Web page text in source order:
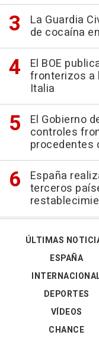
La Guardia
de cocaína
El BOE
fronterizos a
Italia
El Gobierno
controles
procedentes
España
terceros
ÚLTIMAS
ESPAÑA
DEPORTES
VÍDEOS
CHANCE